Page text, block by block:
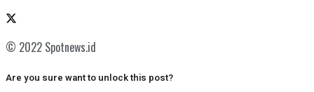
© 2022 Spotnews.id
Are you sure want to unlock this post?